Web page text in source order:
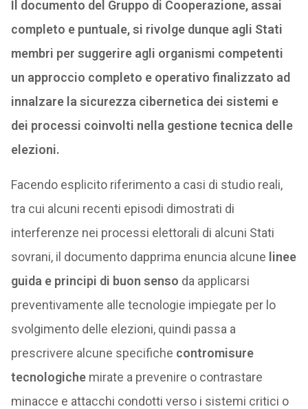
Il documento del Gruppo di Cooperazione, assai
completo e puntuale, si rivolge dunque agli Stati
membri per suggerire agli organismi competenti
un approccio completo e operativo finalizzato ad
innalzare la sicurezza cibernetica dei sistemi e
dei processi coinvolti nella gestione tecnica delle
elezioni.
Facendo esplicito riferimento a casi di studio reali,
tra cui alcuni recenti episodi dimostrati di
interferenze nei processi elettorali di alcuni Stati
sovrani, il documento dapprima enuncia alcune linee
guida e principi di buon senso da applicarsi
preventivamente alle tecnologie impiegate per lo
svolgimento delle elezioni, quindi passa a
prescrivere alcune specifiche contromisure
tecnologichemirate a prevenire o contrastare
minacce e attacchi condotti verso i sistemi critici o